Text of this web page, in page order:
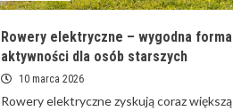
Rowery elektryczne – wygodna forma
aktywności dla osób starszych
10 marca 2026
Rowery elektryczne zyskują coraz większą